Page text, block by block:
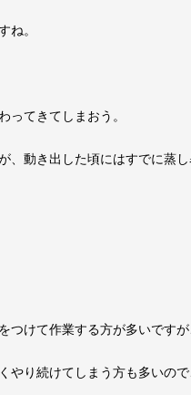
ね。
ってきてしまおう。
、動き出した頃にはすでに蒸
つけて作業する方が多いですが
やり続けてしまう方も多いので